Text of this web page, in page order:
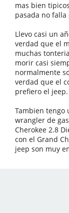
mas bien
pasada no
Llevo casi un
verdad que el
muchas
morir casi
normalmente
verdad que el
prefiero el jeep.
Tambien tengo
wrangler de
Cherokee 2.8
con el Grand
jeep son muy